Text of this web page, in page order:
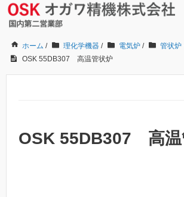
ホーム / 理化学機器 / 電気炉 / 管状炉
OSK 55DB307 高温管状炉
OSK 55DB307 高温